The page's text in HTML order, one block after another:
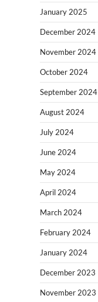
January 2025
December 2024
November 2024
October 2024
September 2024
August 2024
July 2024
June 2024
May 2024
April 2024
March 2024
February 2024
January 2024
December 2023
November 2023